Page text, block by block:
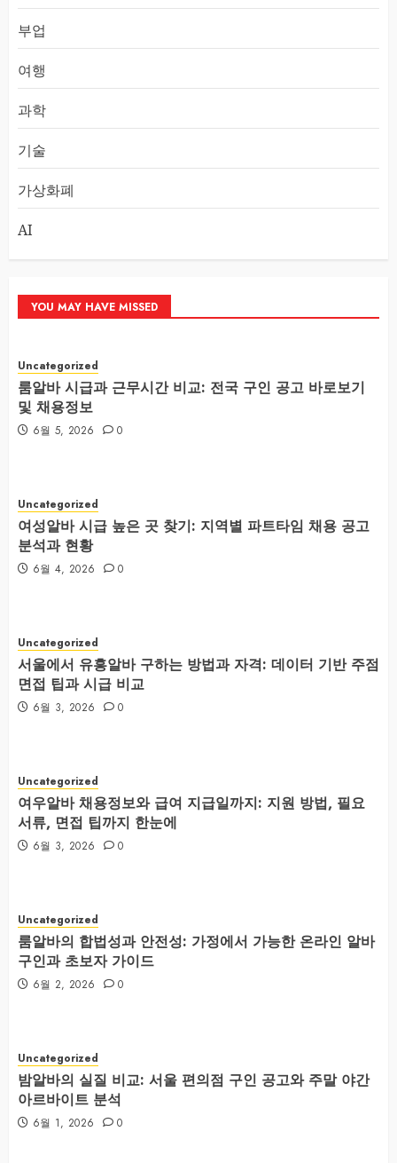
부업
여행
과학
기술
가상화폐
AI
YOU MAY HAVE MISSED
Uncategorized
룸알바 시급과 근무시간 비교: 전국 구인 공고 바로보기
및 채용정보
6월 5, 2026 0
Uncategorized
여성알바 시급 높은 곳 찾기: 지역별 파트타임 채용 공고
분석과 현황
6월 4, 2026 0
Uncategorized
서울에서 유흥알바 구하는 방법과 자격: 데이터 기반 주점
면접 팁과 시급 비교
6월 3, 2026 0
Uncategorized
여우알바 채용정보와 급여 지급일까지: 지원 방법, 필요
서류, 면접 팁까지 한눈에
6월 3, 2026 0
Uncategorized
룸알바의 합법성과 안전성: 가정에서 가능한 온라인 알바
구인과 초보자 가이드
6월 2, 2026 0
Uncategorized
밤알바의 실질 비교: 서울 편의점 구인 공고와 주말 야간
아르바이트 분석
6월 1, 2026 0